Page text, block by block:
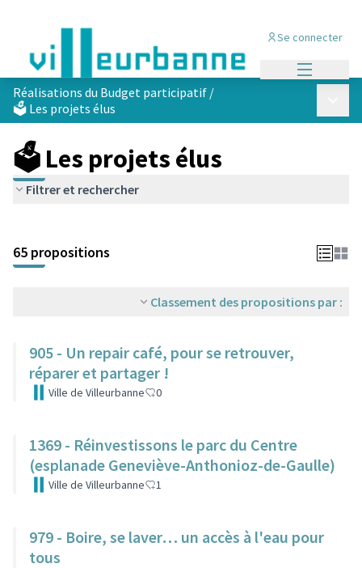
Se connecter
Réalisations du Budget participatif /
🗳️ Les projets élus
🗳️ Les projets élus
Filtrer et rechercher
+
−
65 propositions
Classement des propositions par :
905 - Un repair café, pour se retrouver,
réparer et partager !
Ville de Villeurbanne 0
1369 - Réinvestissons le parc du Centre
(esplanade Geneviève-Anthonioz-de-Gaulle)
Ville de Villeurbanne 1
979 - Boire, se laver… un accès à l'eau pour
tous